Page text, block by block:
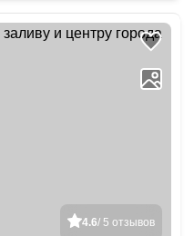
4.6/ 5 отзывов